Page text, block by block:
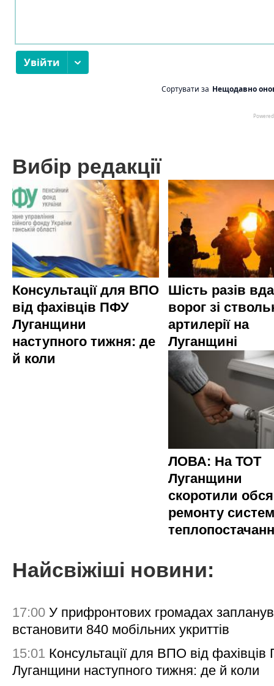
Вибір редакції
Консультації для ВПО
від фахівців ПФУ
Луганщини
наступного тижня: де
й коли
Шість разів
ворог зі
артилерії на
Луганщині
ЛОВА: На ТОТ
Луганщини
скоротили
ремонту
Найсвіжіші новини:
17:00 У прифронтових громадах
встановити 840 мобільних укриттів
15:01 Консультації для ВПО від
Луганщини наступного тижня: де й коли